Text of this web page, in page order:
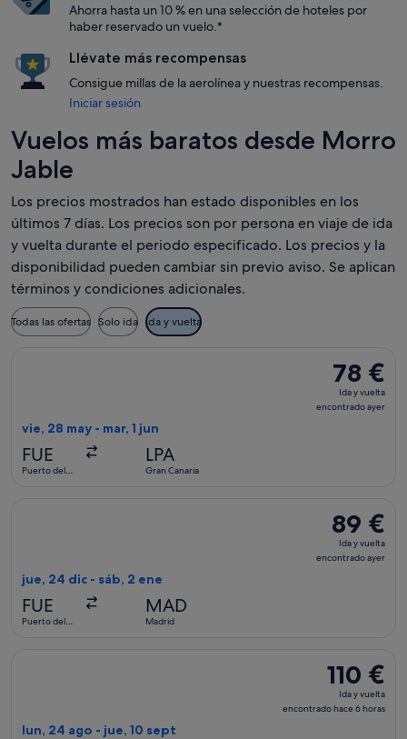
Ahorra hasta un 10 % en una selección de hoteles por
haber reservado un vuelo.*
Llévate más recompensas
Consigue millas de la aerolínea y nuestras recompensas.
Iniciar sesión
Vuelos más baratos desde Morro
Jable
Los precios mostrados han estado disponibles en los
últimos 7 días. Los precios son por persona en viaje de ida
y vuelta durante el periodo especificado. Los precios y la
disponibilidad pueden cambiar sin previo aviso. Se aplican
términos y condiciones adicionales.
Todas las ofertas Solo ida Ida y vuelta
78 €
Ida
y
78 €
Ida y vuelta
encontrado ayer
vie, 28 may - mar, 1 jun
FUE
Puerto del
LPA
Gran Canaria
89 €
Ida
y
89 €
Ida y vuelta
encontrado ayer
jue, 24 dic - sáb, 2 ene
FUE
Puerto del
MAD
Madrid
110 €
Ida
y
110 €
Ida y vuelta
encontrado hace 6 horas
lun, 24 ago - jue, 10 sept